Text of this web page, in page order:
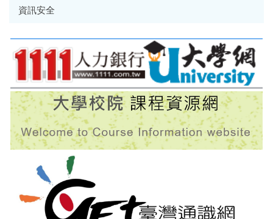
資訊安全